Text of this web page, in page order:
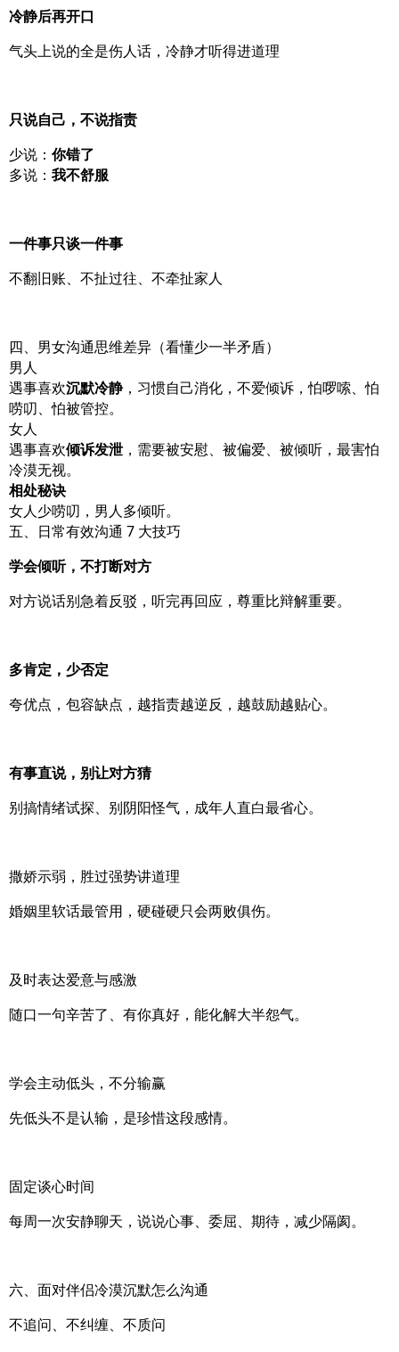
冷静后再开口
气头上说的全是伤人话，冷静才听得进道理
只说自己，不说指责
少说： 你错了
多说： 我不舒服
一件事只谈一件事
不翻旧账、不扯过往、不牵扯家人
四、男女沟通思维差异（看懂少一半矛盾）
男人
遇事喜欢沉默冷静，习惯自己消化，不爱倾诉，怕啰嗦、怕
唠叨、怕被管控。
女人
遇事喜欢倾诉发泄，需要被安慰、被偏爱、被倾听，最害怕
冷漠无视。
相处秘诀
女人少唠叨，男人多倾听。
五、日常有效沟通 7 大技巧
学会倾听，不打断对方
对方说话别急着反驳，听完再回应，尊重比辩解重要。
多肯定，少否定
夸优点，包容缺点，越指责越逆反，越鼓励越贴心。
有事直说，别让对方猜
别搞情绪试探、别阴阳怪气，成年人直白最省心。
撒娇示弱，胜过强势讲道理
婚姻里软话最管用，硬碰硬只会两败俱伤。
及时表达爱意与感激
随口一句辛苦了、有你真好，能化解大半怨气。
学会主动低头，不分输赢
先低头不是认输，是珍惜这段感情。
固定谈心时间
每周一次安静聊天，说说心事、委屈、期待，减少隔阂。
六、面对伴侣冷漠沉默怎么沟通
不追问、不纠缠、不质问